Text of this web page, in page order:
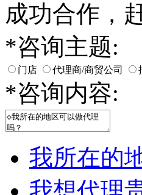
成功合作，
*咨询主题:
门店 代理商/商贸公司
*咨询内容:
我所在的